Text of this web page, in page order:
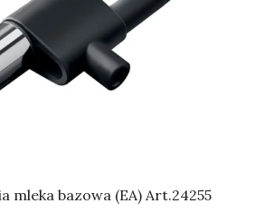
Dysza do spieniania mleka bazowa (EA) Art.24255